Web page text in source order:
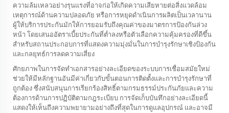
ความล้มเหลวอย่างรุนแรงที่อาจก่อให้เกิดความเสียหายต่อสิ่งแวดล้อม
เหตุการณ์ด้านความปลอดภัย หรือการหยุดดำเนินการผลิตเป็นเวลานาน
ผู้ให้บริการประกันมักให้การยอมรับถึงคุณค่าของมาตรการป้องกันล่วง
หน้า โดยเสนออัตราเบี้ยประกันที่ต่ำลงหรือตัวเลือกความคุ้มครองที่ดีขึ้น
สำหรับสถานประกอบการที่แสดงความมุ่งมั่นในการบำรุงรักษาเชิงป้องกัน
และกลยุทธ์การลดความเสี่ยง
ศักยภาพในการจัดทำเอกสารอย่างละเอียดของระบบการเชื่อมสมัยใหม่
ช่วยให้มีหลักฐานอันมีค่าเกี่ยวกับขั้นตอนการติดตั้งและการบำรุงรักษาที่
ถูกต้อง ซึ่งสนับสนุนการเรียกร้องสิทธิ์ตามกรมธรรม์ประกันภัยและความ
ต้องการด้านการปฏิบัติตามกฎระเบียบ การจัดเก็บบันทึกอย่างละเอียดนี้
แสดงให้เห็นถึงความพยายามอย่างถึงที่สุดในการดูแลอุปกรณ์ และอาจมี